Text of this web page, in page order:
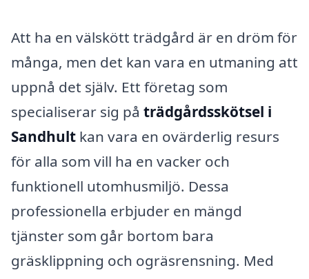
Att ha en välskött trädgård är en dröm för
många, men det kan vara en utmaning att
uppnå det själv. Ett företag som
specialiserar sig på trädgårdsskötsel i
Sandhult kan vara en ovärderlig resurs
för alla som vill ha en vacker och
funktionell utomhusmiljö. Dessa
professionella erbjuder en mängd
tjänster som går bortom bara
gräsklippning och ogräsrensning. Med